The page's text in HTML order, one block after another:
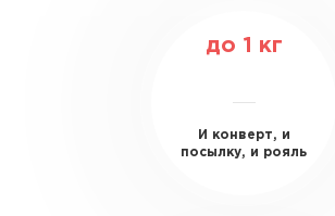
до 1 кг
И конверт, и
посылку, и рояль